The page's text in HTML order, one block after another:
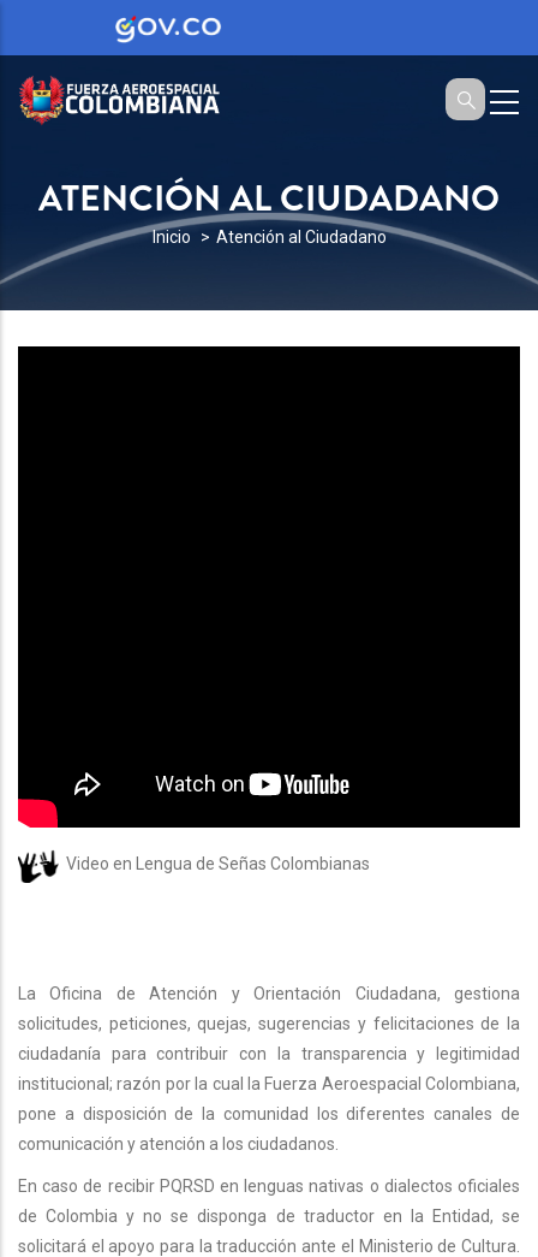
ATENCIÓN AL CIUDADANO
SOBRESCRIBIR
DE
AYUDA
Inicio Atención al Ciudadano
Video en Lengua de Señas Colombianas
La Oficina de Atención y Orientación Ciudadana, gestiona
solicitudes, peticiones, quejas, sugerencias y felicitaciones de la
ciudadanía para contribuir con la transparencia y legitimidad
institucional; razón por la cual la Fuerza Aeroespacial Colombiana,
pone a disposición de la comunidad los diferentes canales de
comunicación y atención a los ciudadanos.
En caso de recibir PQRSD en lenguas nativas o dialectos oficiales
de Colombia y no se disponga de traductor en la Entidad, se
solicitará el apoyo para la traducción ante el Ministerio de Cultura.